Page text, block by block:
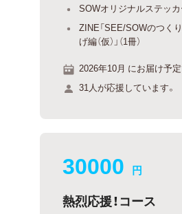
SOWオリジナルステッカ
ZINE「SEE/SOWのつく
げ編（仮）」（1冊）
2026年10月 にお届け予定
31人が応援しています。
30000 円
熱烈応援！コース